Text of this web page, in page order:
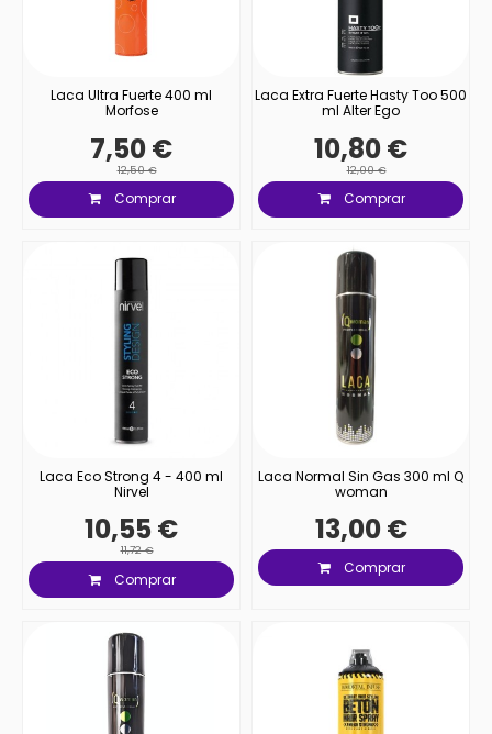
Laca Ultra Fuerte 400 ml
Morfose
7,50 €
12,50 €
Comprar
Laca Extra Fuerte Hasty Too 500
ml Alter Ego
10,80 €
12,00 €
Comprar
Laca Eco Strong 4 - 400 ml
Nirvel
10,55 €
11,72 €
Comprar
Laca Normal Sin Gas 300 ml Q
woman
13,00 €
Comprar